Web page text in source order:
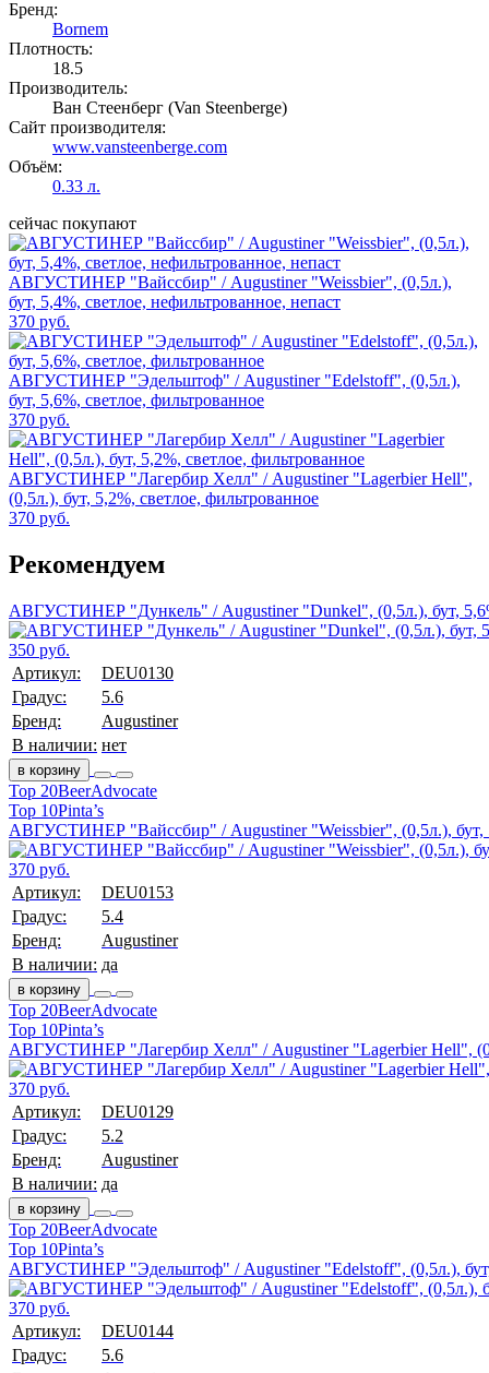
Бренд:
Bornem
Плотность:
18.5
Производитель:
Ван Стеенберг (Van Steenberge)
Сайт производителя:
www.vansteenberge.com
Объём:
0.33 л.
сейчас покупают
АВГУСТИНЕР "Вайссбир" / Augustiner "Weissbier", (0,5л.),
бут, 5,4%, светлое, нефильтрованное, непаст
370 руб.
АВГУСТИНЕР "Эдельштоф" / Augustiner "Edelstoff", (0,5л.),
бут, 5,6%, светлое, фильтрованное
370 руб.
АВГУСТИНЕР "Лагербир Хелл" / Augustiner "Lagerbier Hell",
(0,5л.), бут, 5,2%, светлое, фильтрованное
370 руб.
Рекомендуем
АВГУСТИНЕР "Дункель" / Augustiner "Dunkel", (0,5л.), бут,
350 руб.
Артикул:
DEU0130
Градус:
5.6
Бренд:
Augustiner
В наличии: нет
в корзину
Top 20BeerAdvocate
Top 10Pinta’s
АВГУСТИНЕР "Вайссбир" / Augustiner "Weissbier", (0,5л.), бут,
370 руб.
Артикул:
DEU0153
Градус:
5.4
Бренд:
Augustiner
В наличии: да
в корзину
Top 20BeerAdvocate
Top 10Pinta’s
АВГУСТИНЕР "Лагербир Хелл" / Augustiner "Lagerbier Hell",
370 руб.
Артикул:
DEU0129
Градус:
5.2
Бренд:
Augustiner
В наличии: да
в корзину
Top 20BeerAdvocate
Top 10Pinta’s
АВГУСТИНЕР "Эдельштоф" / Augustiner "Edelstoff", (0,5л.), бут,
370 руб.
Артикул:
DEU0144
Градус:
5.6